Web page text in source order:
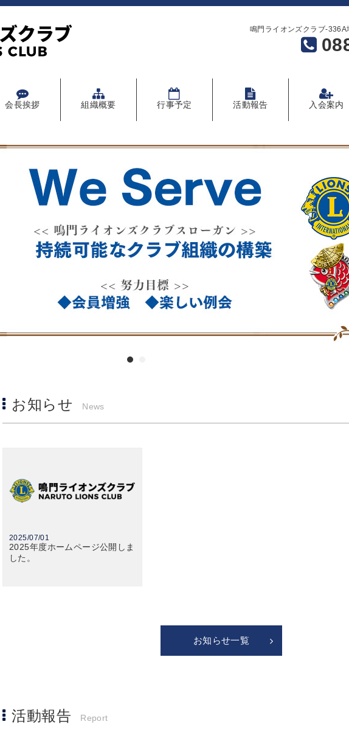
鳴門ライオンズクラブ-
会長挨拶 組織概要 行事予定 活動報告 入会案内
お知らせ News
2025/07/01
2025年度ホームページ公開しま
した。
お知らせ一覧
活動報告 Report